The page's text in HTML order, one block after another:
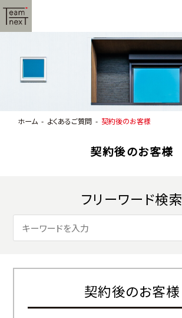
ホーム よくあるご質問 契約後のお客様
契約後のお客様
フリーワード検索
契約後のお客様